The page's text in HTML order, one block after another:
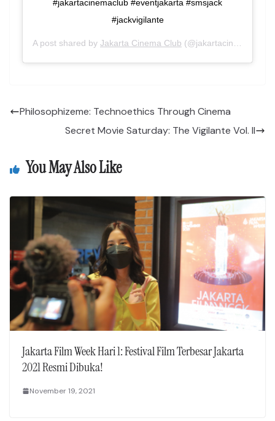
#jakartacinemaclub #eventjakarta #smsjack
#jackvigilante
A post shared by Jakarta Cinema Club (@jakartacinemaclub) on
Philosophizeme: Technoethics Through Cinema
Secret Movie Saturday: The Vigilante Vol. II
You May Also Like
Jakarta Film Week Hari 1: Festival Film Terbesar Jakarta
2021 Resmi Dibuka!
November 19, 2021